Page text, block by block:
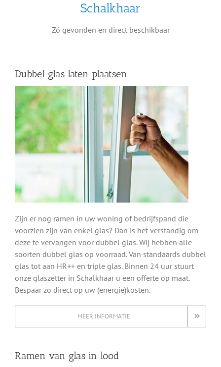
Schalkhaar
Zó gevonden en direct beschikbaar
Dubbel glas laten plaatsen
Zijn er nog ramen in uw woning of bedrijfspand die
voorzien zijn van enkel glas? Dan is het verstandig om
deze te vervangen voor dubbel glas. Wij hebben alle
soorten dubbel glas op voorraad. Van standaards dubbel
glas tot aan HR++ en triple glas. Binnen 24 uur stuurt
onze glaszetter in Schalkhaar u een offerte op maat.
Bespaar zo direct op uw (energie)kosten.
MEER INFORMATIE
Ramen van glas in lood